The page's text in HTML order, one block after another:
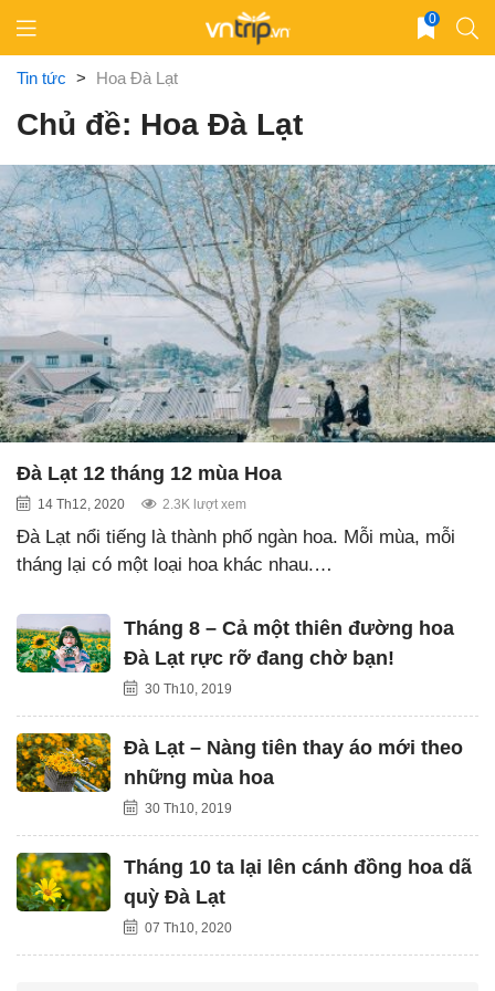
content
0
Tin tức > Hoa Đà Lạt
Chủ đề: Hoa Đà Lạt
Đà Lạt 12 tháng 12 mùa Hoa
14 Th12, 2020 2.3K lượt xem
Đà Lạt nổi tiếng là thành phố ngàn hoa. Mỗi mùa, mỗi
tháng lại có một loại hoa khác nhau.…
Tháng 8 – Cả một thiên đường hoa
Đà Lạt rực rỡ đang chờ bạn!
30 Th10, 2019
Đà Lạt – Nàng tiên thay áo mới theo
những mùa hoa
30 Th10, 2019
Tháng 10 ta lại lên cánh đồng hoa dã
quỳ Đà Lạt
07 Th10, 2020